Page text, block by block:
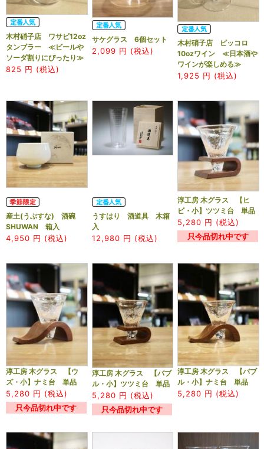
木村硝子店 ワサビ12oz
タンブラー ≪ビールや
ソーダ割りにぴったり≫
825 円 (税込)
サケグラス 6個セット
2,099 円 (税込)
木村硝子店 ピッコロ
10ozワイン ≪日本酒や
ワインが楽しめる≫
1,925 円 (税込)
産土(うぶすな) 酒碗
SHUWAN 箱入
4,950 円 (税込)
うすはり 酒道具 木箱
入
12,980 円 (税込)
淳工房 木グラス 【ヒ
ビ・小】ツツミ台 単品
5,280 円 (税込)
只今品切れ中です
淳工房 木グラス 【ウ
ズ・小】ナミ台 単品
5,280 円 (税込)
只今品切れ中です
淳工房 木グラス 【バブ
ル・小】ツツミ台 単品
5,280 円 (税込)
只今品切れ中です
淳工房 木グラス 【バブ
ル・小】ナミ台 単品
5,280 円 (税込)